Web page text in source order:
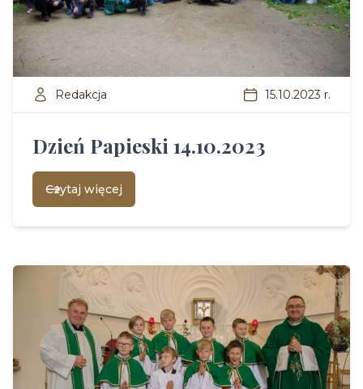
Redakcja 15.10.2023 r.
Dzień Papieski 14.10.2023
Czytaj więcej